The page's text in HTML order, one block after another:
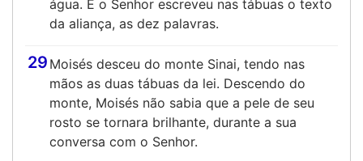
água. E o Senhor escreveu nas tábuas o texto
da aliança, as dez palavras.
29 Moisés desceu do monte Sinai, tendo nas
mãos as duas tábuas da lei. Descendo do
monte, Moisés não sabia que a pele de seu
rosto se tornara brilhante, durante a sua
conversa com o Senhor.